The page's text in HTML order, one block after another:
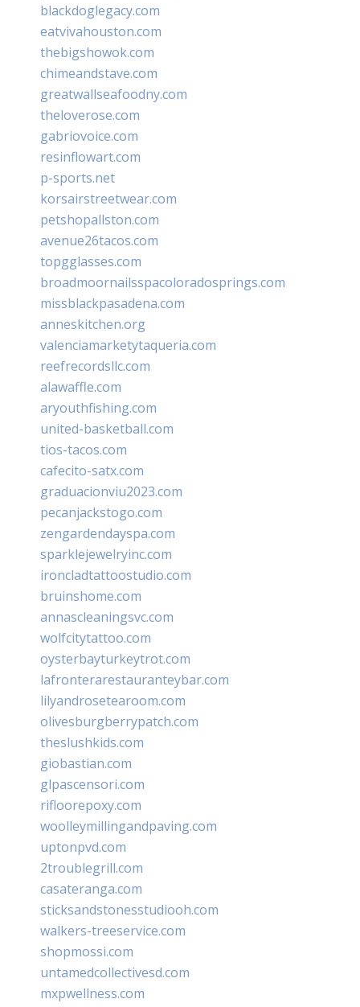
blackdoglegacy.com
eatvivahouston.com
thebigshowok.com
chimeandstave.com
greatwallseafoodny.com
theloverose.com
gabriovoice.com
resinflowart.com
p-sports.net
korsairstreetwear.com
petshopallston.com
avenue26tacos.com
topgglasses.com
broadmoornailsspacoloradosprings.com
missblackpasadena.com
anneskitchen.org
valenciamarketytaqueria.com
reefrecordsllc.com
alawaffle.com
aryouthfishing.com
united-basketball.com
tios-tacos.com
cafecito-satx.com
graduacionviu2023.com
pecanjackstogo.com
zengardendayspa.com
sparklejewelryinc.com
ironcladtattoostudio.com
bruinshome.com
annascleaningsvc.com
wolfcitytattoo.com
oysterbayturkeytrot.com
lafronterarestauranteybar.com
lilyandrosetearoom.com
olivesburgberrypatch.com
theslushkids.com
giobastian.com
glpascensori.com
rifloorepoxy.com
woolleymillingandpaving.com
uptonpvd.com
2troublegrill.com
casateranga.com
sticksandstonesstudiooh.com
walkers-treeservice.com
shopmossi.com
untamedcollectivesd.com
mxpwellness.com